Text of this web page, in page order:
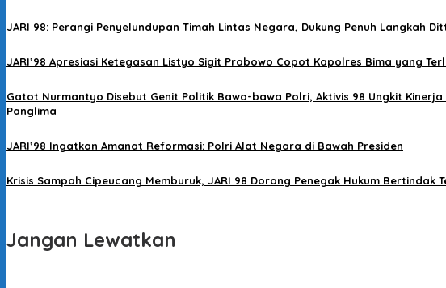
JARI 98: Perangi Penyelundupan Timah Lintas Negara, Dukung Penuh Langkah
JARI’98 Apresiasi Ketegasan Listyo Sigit Prabowo Copot Kapolres Bima yang
Gatot Nurmantyo Disebut Genit Politik Bawa-bawa Polri, Aktivis 98 Ungkit
Panglima
JARI’98 Ingatkan Amanat Reformasi: Polri Alat Negara di Bawah Presiden
Krisis Sampah Cipeucang Memburuk, JARI 98 Dorong Penegak Hukum Bertindak
Jangan Lewatkan